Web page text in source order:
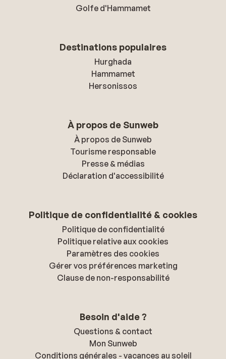
Golfe d'Hammamet
Destinations populaires
Hurghada
Hammamet
Hersonissos
À propos de Sunweb
À propos de Sunweb
Tourisme responsable
Presse & médias
Déclaration d'accessibilité
Politique de confidentialité & cookies
Politique de confidentialité
Politique relative aux cookies
Paramètres des cookies
Gérer vos préférences marketing
Clause de non-responsabilité
Besoin d'aide ?
Questions & contact
Mon Sunweb
Conditions générales - vacances au soleil